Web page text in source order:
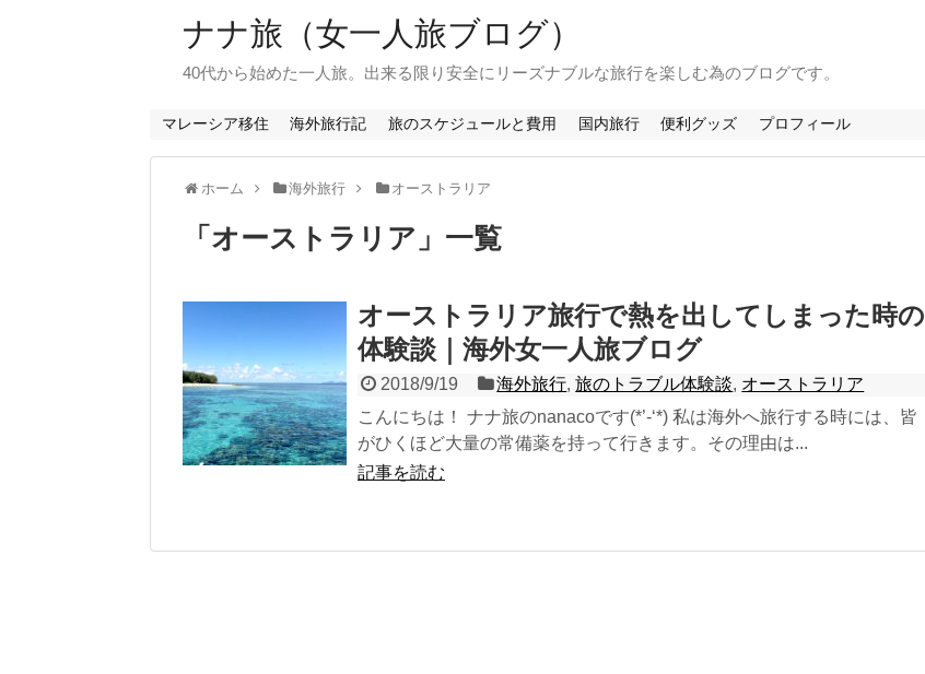
ナナ旅（女一人旅ブログ）
40代から始めた一人旅。出来る限り安全にリーズナブルな旅行を楽しむ為のブログです。
マレーシア移住 海外旅行記 旅のスケジュールと費用 国内旅行 便利グッズ プロフィール
ホーム 海外旅行 オーストラリア
「 オーストラリア 」 一覧
オーストラリア旅行で熱を出してしまった時の
体験談｜海外女一人旅ブログ
2018/9/19 海外旅行,旅のトラブル体験談, オーストラリア
こんにちは！ ナナ旅のnanacoです(*’-‘*) 私は海外へ旅行する時には、皆
がひくほど大量の常備薬を持って行きます。その理由は...
記事を読む